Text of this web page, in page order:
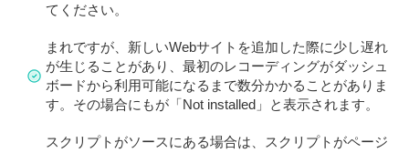
てください。
まれですが、新しいWebサイトを追加した際に少し遅れ
が生じることがあり、最初のレコーディングがダッシュ
ボードから利用可能になるまで数分かかることがありま
す。その場合にもが「Not installed」と表示されます。
スクリプトがソースにある場合は、スクリプトがページ